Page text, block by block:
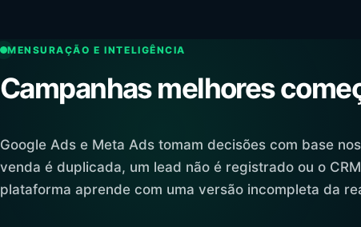
MENSURAÇÃO E INTELIGÊNCIA
Campanhas melhores
Google Ads e Meta Ads tomam decisões com base
venda é duplicada, um lead não é registrado ou o
plataforma aprende com uma versão incompleta da